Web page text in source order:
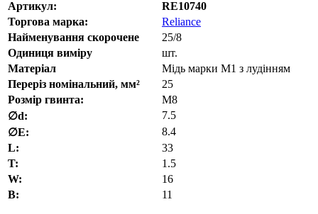
Артикул:
RE10740
Торгова марка:
Reliance
Найменування скорочене
25/8
Одиниця виміру
шт.
Матеріал
Мідь марки М1 з лудінням
Переріз номінальний, мм²
25
Розмір гвинта:
M8
∅d:
7.5
∅E:
8.4
L:
33
T:
1.5
W:
16
В:
11